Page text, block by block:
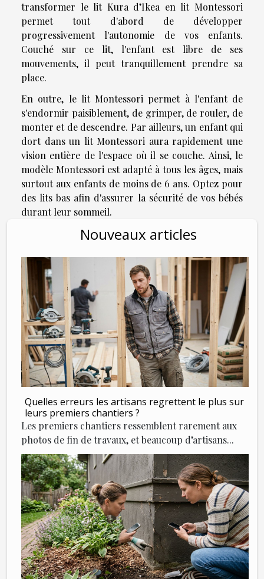
transformer le lit Kura d’Ikea en lit Montessori
permet tout d'abord de développer
progressivement l'autonomie de vos enfants.
Couché sur ce lit, l'enfant est libre de ses
mouvements, il peut tranquillement prendre sa
place.
En outre, le lit Montessori permet à l'enfant de
s'endormir paisiblement, de grimper, de rouler, de
monter et de descendre. Par ailleurs, un enfant qui
dort dans un lit Montessori aura rapidement une
vision entière de l'espace où il se couche. Ainsi, le
modèle Montessori est adapté à tous les âges, mais
surtout aux enfants de moins de 6 ans. Optez pour
des lits bas afin d'assurer la sécurité de vos bébés
durant leur sommeil.
Nouveaux articles
Quelles erreurs les artisans regrettent le plus sur
leurs premiers chantiers ?
Les premiers chantiers ressemblent rarement aux
photos de fin de travaux, et beaucoup d’artisans...